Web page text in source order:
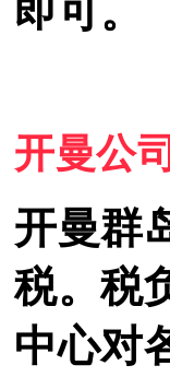
即可。
开曼公
开曼群
税。税
中心对